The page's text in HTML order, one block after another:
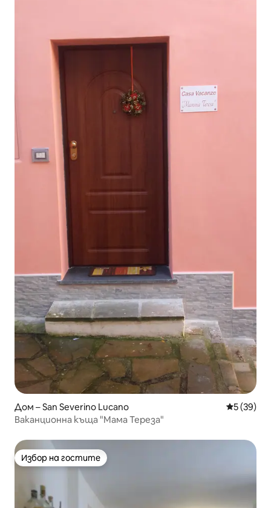
Дом – San Severino Lucano Средна
5 (39)
Ваканционна къща "Мама Тереза"
Избор на гостите
Избор на гостите